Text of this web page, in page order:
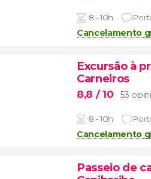
8 - 10h
Cancelamento
Excursão à
Carneiros
8,8 / 10 53
8 - 10h
Cancelamento
Passeio de